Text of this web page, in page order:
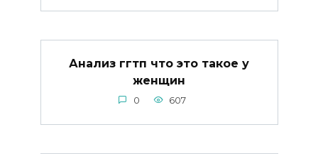
Анализ ггтп что это такое у
женщин
0 607